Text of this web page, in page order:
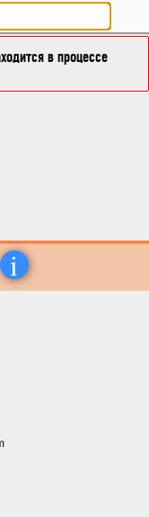
в процессе
i